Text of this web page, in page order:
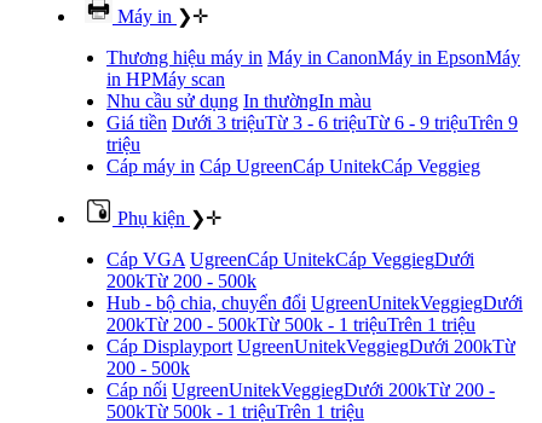
Máy in ❯✛
Thương hiệu máy in Máy in CanonMáy in EpsonMáy
in HPMáy scan
Nhu cầu sử dụng In thườngIn màu
Giá tiền Dưới 3 triệuTừ 3 - 6 triệuTừ 6 - 9 triệuTrên 9
triệu
Cáp máy in Cáp UgreenCáp UnitekCáp Veggieg
Phụ kiện ❯✛
Cáp VGA UgreenCáp UnitekCáp VeggiegDưới
200kTừ 200 - 500k
Hub - bộ chia, chuyển đổi UgreenUnitekVeggiegDưới
200kTừ 200 - 500kTừ 500k - 1 triệuTrên 1 triệu
Cáp Displayport UgreenUnitekVeggiegDưới 200kTừ
200 - 500k
Cáp nối UgreenUnitekVeggiegDưới 200kTừ 200 -
500kTừ 500k - 1 triệuTrên 1 triệu